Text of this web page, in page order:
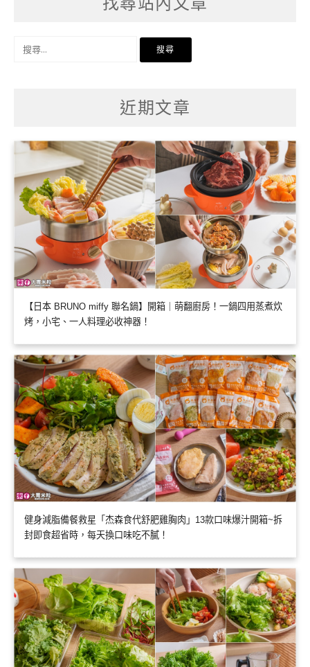
近期文章
【日本 BRUNO miffy 聯名鍋】開箱｜萌翻廚房！一鍋四用蒸煮炊
烤，小宅、一人料理必收神器！
健身減脂備餐救星「杰森食代舒肥雞胸肉」13款口味爆汁開箱~拆
封即食超省時，每天換口味吃不膩！